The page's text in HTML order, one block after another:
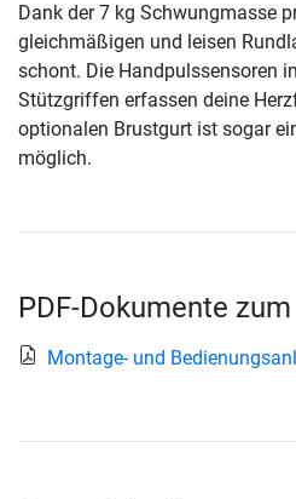
Dank der 7 kg Schwungmasse
gleichmäßigen und leisen
schont. Die Handpulssensoren
Stützgriffen erfassen deine
optionalen Brustgurt ist sogar
möglich.
PDF-Dokumente
Montage- und